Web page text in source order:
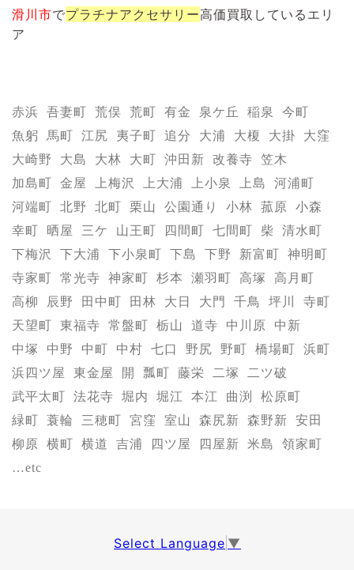
滑川市でプラチナアクセサリー高価買取しているエリ
ア
赤浜 吾妻町 荒俣 荒町 有金 泉ケ丘 稲泉
今町
魚躬
馬町 江尻 夷子町 追分 大浦 大榎 大掛
大窪
大崎野
大島 大林 大町 沖田新 改養寺
笠木
加島町
金屋 上梅沢 上大浦 上小泉 上島
河浦町
河端町
北野 北町 栗山 公園通り 小林 菰原
小森
幸町
晒屋 三ケ 山王町 四間町 七間町 柴
清水町
下梅沢
下大浦 下小泉町 下島 下野 新富町
神明町
寺家町
常光寺 神家町 杉本 瀬羽町 高塚
高月町
高柳
辰野 田中町 田林 大日 大門 千鳥 坪川
寺町
天望町
東福寺 常盤町 栃山 道寺 中川原
中新
中塚
中野 中町 中村 七口 野尻 野町 橋場町
浜町
浜四ツ屋
東金屋 開 瓢町 藤栄 二塚
二ツ破
武平太町
法花寺 堀内 堀江 本江 曲渕
松原町
緑町
蓑輪 三穂町 宮窪 室山 森尻新 森野新
安田
柳原
横町 横道 吉浦 四ツ屋 四屋新 米島
領家町
…etc
Select Language ▼